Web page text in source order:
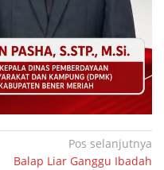
Pos selanjutnya
Balap Liar Ganggu Ibadah